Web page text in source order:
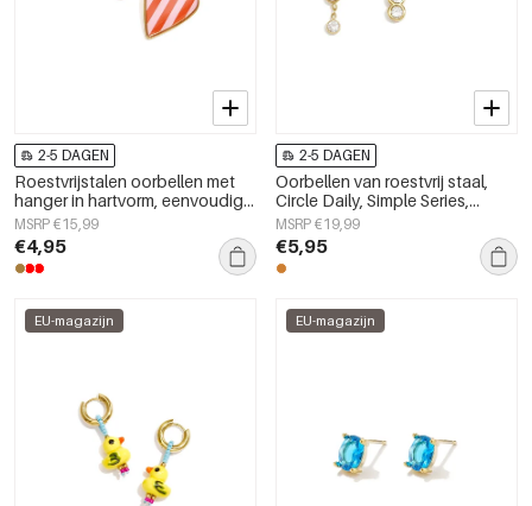
2-5 DAGEN
Roestvrijstalen oorbellen met
hanger in hartvorm, eenvoudige
dagelijkse serie, damessieraden
MSRP €15,99
€4,95
2-5 DAGEN
Oorbellen van roestvrij staal,
Circle Daily, Simple Series,
damessieraden.
MSRP €19,99
€5,95
EU-magazijn EU-magazijn